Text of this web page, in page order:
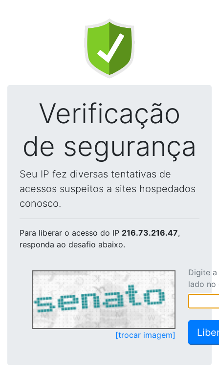
Verificação
de segurança
Seu IP fez diversas tentativas de
acessos suspeitos a sites hospedados
conosco.
Para liberar o acesso do IP 216.73.216.47,
responda ao desafio abaixo.
[trocar imagem]
Digite
lado no